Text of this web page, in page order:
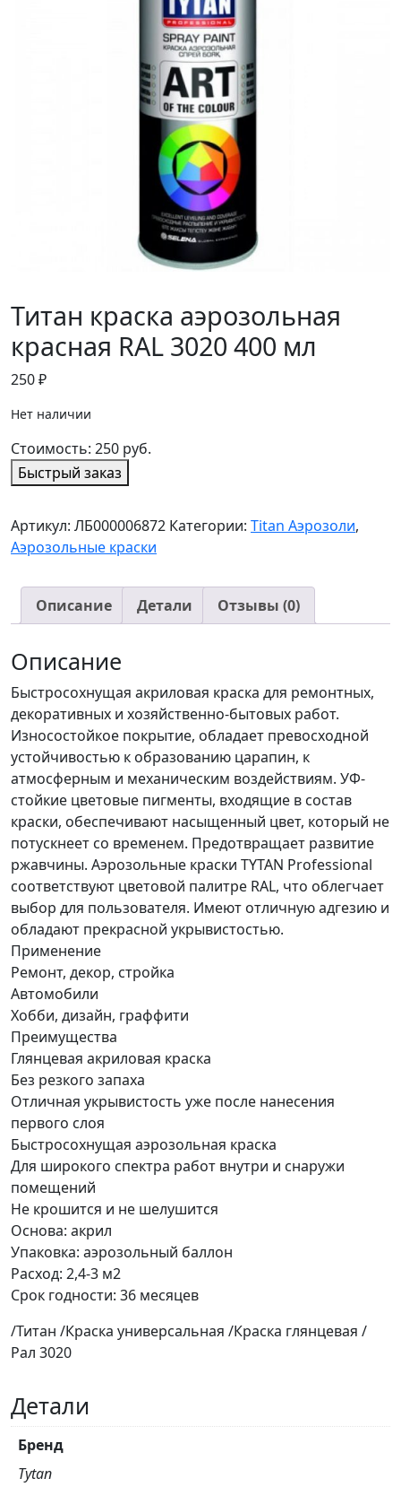
Титан краска аэрозольная
красная RAL 3020 400 мл
250₽
Нет наличии
Стоимость: 250 руб.
Быстрый заказ
Артикул: ЛБ000006872 Категории: Titan Аэрозоли,
Аэрозольные краски
Описание Детали Отзывы (0)
Описание
Быстросохнущая акриловая краска для ремонтных,
декоративных и хозяйственно-бытовых работ.
Износостойкое покрытие, обладает превосходной
устойчивостью к образованию царапин, к
атмосферным и механическим воздействиям. УФ-
стойкие цветовые пигменты, входящие в состав
краски, обеспечивают насыщенный цвет, который не
потускнеет со временем. Предотвращает развитие
ржавчины. Аэрозольные краски TYTAN Professional
соответствуют цветовой палитре RAL, что облегчает
выбор для пользователя. Имеют отличную адгезию и
обладают прекрасной укрывистостью.
Применение
Ремонт, декор, стройка
Автомобили
Хобби, дизайн, граффити
Преимущества
Глянцевая акриловая краска
Без резкого запаха
Отличная укрывистость уже после нанесения
первого слоя
Быстросохнущая аэрозольная краска
Для широкого спектра работ внутри и снаружи
помещений
Не крошится и не шелушится
Основа: акрил
Упаковка: аэрозольный баллон
Расход: 2,4-3 м2
Срок годности: 36 месяцев
/Титан /Краска универсальная /Краска глянцевая /
Рал 3020
Детали
Бренд
Tytan